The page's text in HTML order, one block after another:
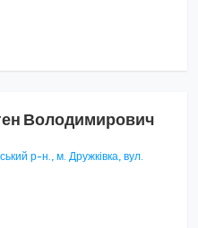
Володимирович
р-н., м. Дружківка, вул.